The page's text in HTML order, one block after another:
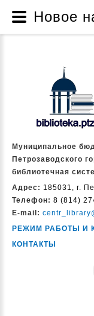
Муниципальное
Петрозаводского
библиотечная
Адрес: 185031, г.
Телефон: 8 (814)
E-mail:
РЕЖИМ РАБОТЫ И
КОНТАКТЫ